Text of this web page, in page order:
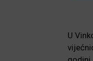
U